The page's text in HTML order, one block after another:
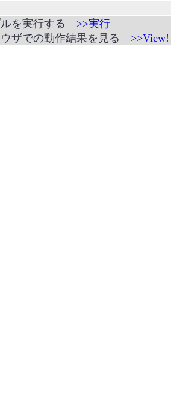
を実行する >>実行
ザでの動作結果を見る >>View!